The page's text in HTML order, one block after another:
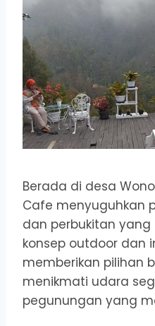
Berada di desa
Cafe menyuguhkan
dan perbukitan yang
konsep outdoor dan
memberikan pilihan
menikmati udara
pegunungan yang